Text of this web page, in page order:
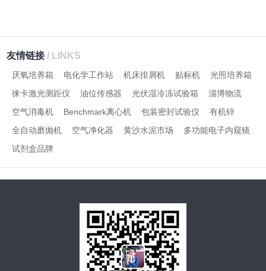
友情链接/ LINKS
厌氧培养箱 电化学工作站 机床排屑机 贴标机
光照培养箱
徕卡激光测距仪
油位传感器 光伏湿冷冻试验箱
淄博物流
空气消毒机
Benchmark离心机 包装密封试验仪
有机锌
全自动磨抛机
空气净化器 黄沙水泥市场
多功能电子内窥镜
试剂盒品牌